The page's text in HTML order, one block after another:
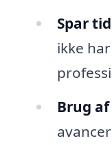
Spar
ikke
Brug